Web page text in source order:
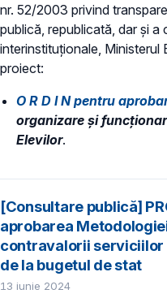
nr. 52/2003 privind
publică, republicată, dar și a
interinstituționale, Ministerul
proiect:
​O R D I N pentru
organizare şi
Elevilor.
[Consultare publică]
aprobarea
contravalorii
de la bugetul de stat
13 iunie 2024